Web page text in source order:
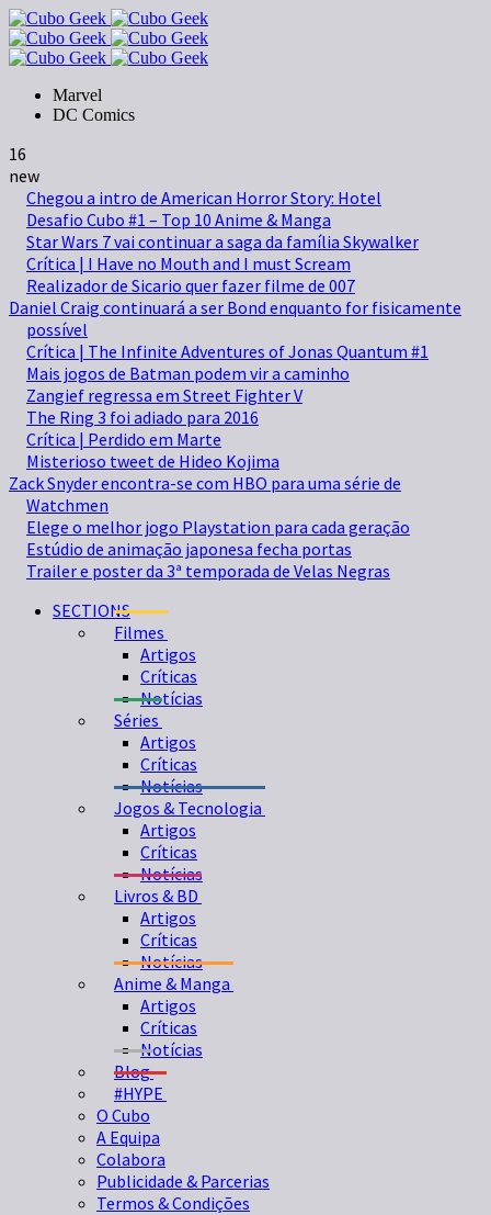
Marvel
DC Comics
16
new
Chegou a intro de American Horror Story: Hotel
Desafio Cubo #1 – Top 10 Anime & Manga
Star Wars 7 vai continuar a saga da família Skywalker
Crítica | I Have no Mouth and I must Scream
Realizador de Sicario quer fazer filme de 007
Daniel Craig continuará a ser Bond enquanto for fisicamente
possível
Crítica | The Infinite Adventures of Jonas Quantum #1
Mais jogos de Batman podem vir a caminho
Zangief regressa em Street Fighter V
The Ring 3 foi adiado para 2016
Crítica | Perdido em Marte
Misterioso tweet de Hideo Kojima
Zack Snyder encontra-se com HBO para uma série de
Watchmen
Elege o melhor jogo Playstation para cada geração
Estúdio de animação japonesa fecha portas
Trailer e poster da 3ª temporada de Velas Negras
SECTIONS
Filmes
Artigos
Críticas
Notícias
Séries
Artigos
Críticas
Notícias
Jogos & Tecnologia
Artigos
Críticas
Notícias
Livros & BD
Artigos
Críticas
Notícias
Anime & Manga
Artigos
Críticas
Notícias
Blog
#HYPE
O Cubo
A Equipa
Colabora
Publicidade & Parcerias
Termos & Condições